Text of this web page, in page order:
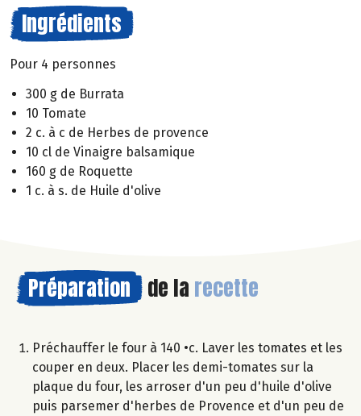
Ingrédients
Pour 4 personnes
300 g de Burrata
10 Tomate
2 c. à c de Herbes de provence
10 cl de Vinaigre balsamique
160 g de Roquette
1 c. à s. de Huile d'olive
Préparation de la recette
Préchauffer le four à 140 •c. Laver les tomates et les
couper en deux. Placer les demi-tomates sur la
plaque du four, les arroser d'un peu d'huile d'olive
puis parsemer d'herbes de Provence et d'un peu de